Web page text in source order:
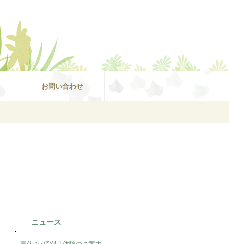
お問い合わせ
ニュース